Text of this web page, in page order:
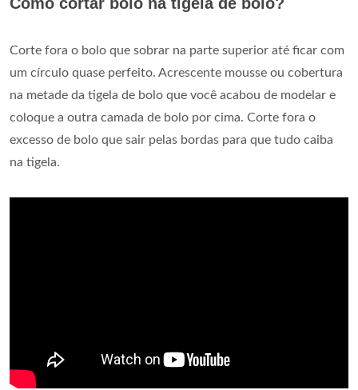
Corte fora o bolo que sobrar na parte superior até ficar com
um círculo quase perfeito. Acrescente mousse ou cobertura
na metade da tigela de bolo que você acabou de modelar e
coloque a outra camada de bolo por cima. Corte fora o
excesso de bolo que sair pelas bordas para que tudo caiba
na tigela.